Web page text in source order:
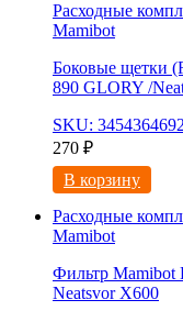
Расходные
Mamibot
Боковые щетки
890 GLORY /
SKU:
270 ₽
В корзину
Расходные
Mamibot
Фильтр Mamibot
Neatsvor X600